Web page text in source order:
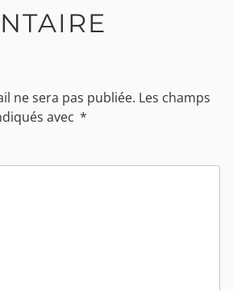
ne sera pas publiée. Les champs
avec *